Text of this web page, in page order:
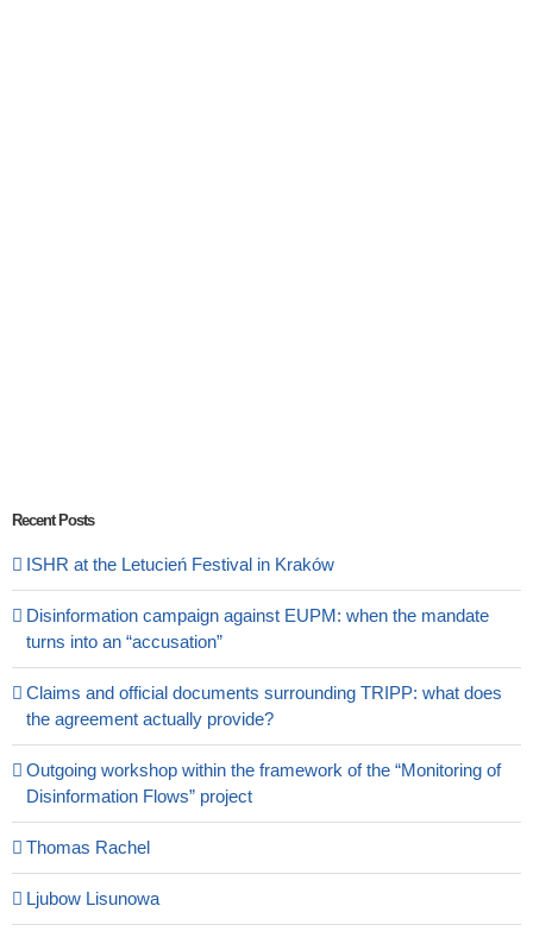
Recent Posts
ISHR at the Letucień Festival in Kraków
Disinformation campaign against EUPM: when the mandate
turns into an “accusation”
Claims and official documents surrounding TRIPP: what does
the agreement actually provide?
Outgoing workshop within the framework of the “Monitoring of
Disinformation Flows” project
Thomas Rachel
Ljubow Lisunowa